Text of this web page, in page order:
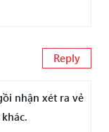
Reply
nhận xét ra vẻ